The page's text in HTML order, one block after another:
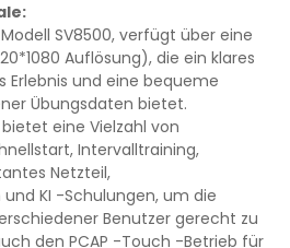
SV8500, verfügt über eine
Auflösung), die ein klares
Erlebnis und eine bequeme
Übungsdaten bietet.
eine Vielzahl von
Intervalltraining,
Netzteil,
KI -Schulungen, um die
Benutzer gerecht zu
den PCAP -Touch -Betrieb für